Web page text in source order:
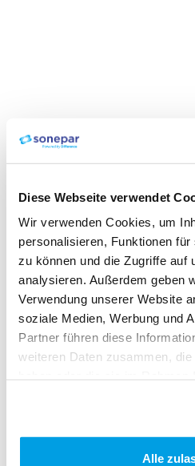
Diese Webseite verwendet
Wir verwenden Cookies, um
personalisieren, Funktionen
zu können und die Zugriffe auf
analysieren. Außerdem geben
Verwendung unserer Website
soziale Medien, Werbung und
Partner führen diese
weiteren Daten zusammen,
Alle